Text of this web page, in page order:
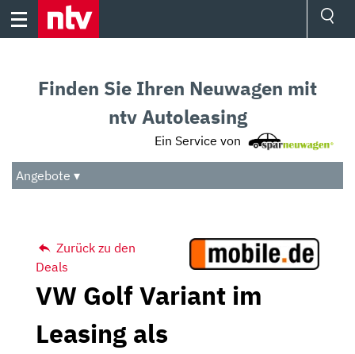
Skip
Audio
Das Beste
Finden Sie Ihren Neuwagen mit
ntv Autoleasing
Ein Service von
Angebote ▾
Zurück zu den
Deals
VW Golf Variant im
Leasing als